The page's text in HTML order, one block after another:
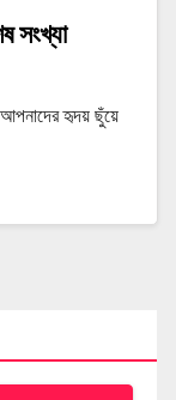
সংখ্যা
আপনাদের হৃদয় ছুঁয়ে